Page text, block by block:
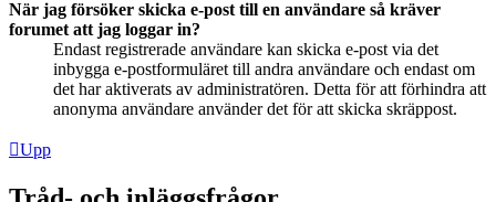
När jag försöker skicka e-post till en användare så kräver
forumet att jag loggar in?
Endast registrerade användare kan skicka e-post via det
inbygga e-postformuläret till andra användare och endast om
det har aktiverats av administratören. Detta för att förhindra att
anonyma användare använder det för att skicka skräppost.
Upp